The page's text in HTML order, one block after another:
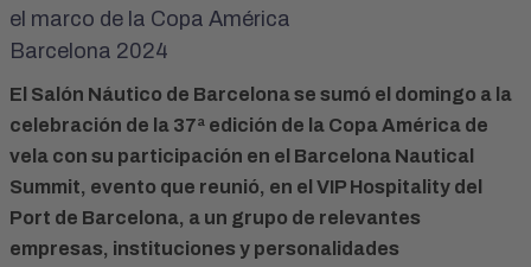
el marco de la Copa América
Barcelona 2024
El Salón Náutico de Barcelona se sumó el domingo a la
celebración de la 37ª edición de la Copa América de
vela con su participación en el Barcelona Nautical
Summit, evento que reunió, en el VIP Hospitality del
Port de Barcelona, a un grupo de relevantes
empresas, instituciones y personalidades